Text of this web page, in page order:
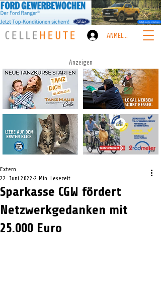
ANMELDEN
Anzeigen
Sparkasse CGW fördert
Netzwerkgedanken mit
25.000 Euro
Extern
22. Juni 2022 2 Min. Lesezeit